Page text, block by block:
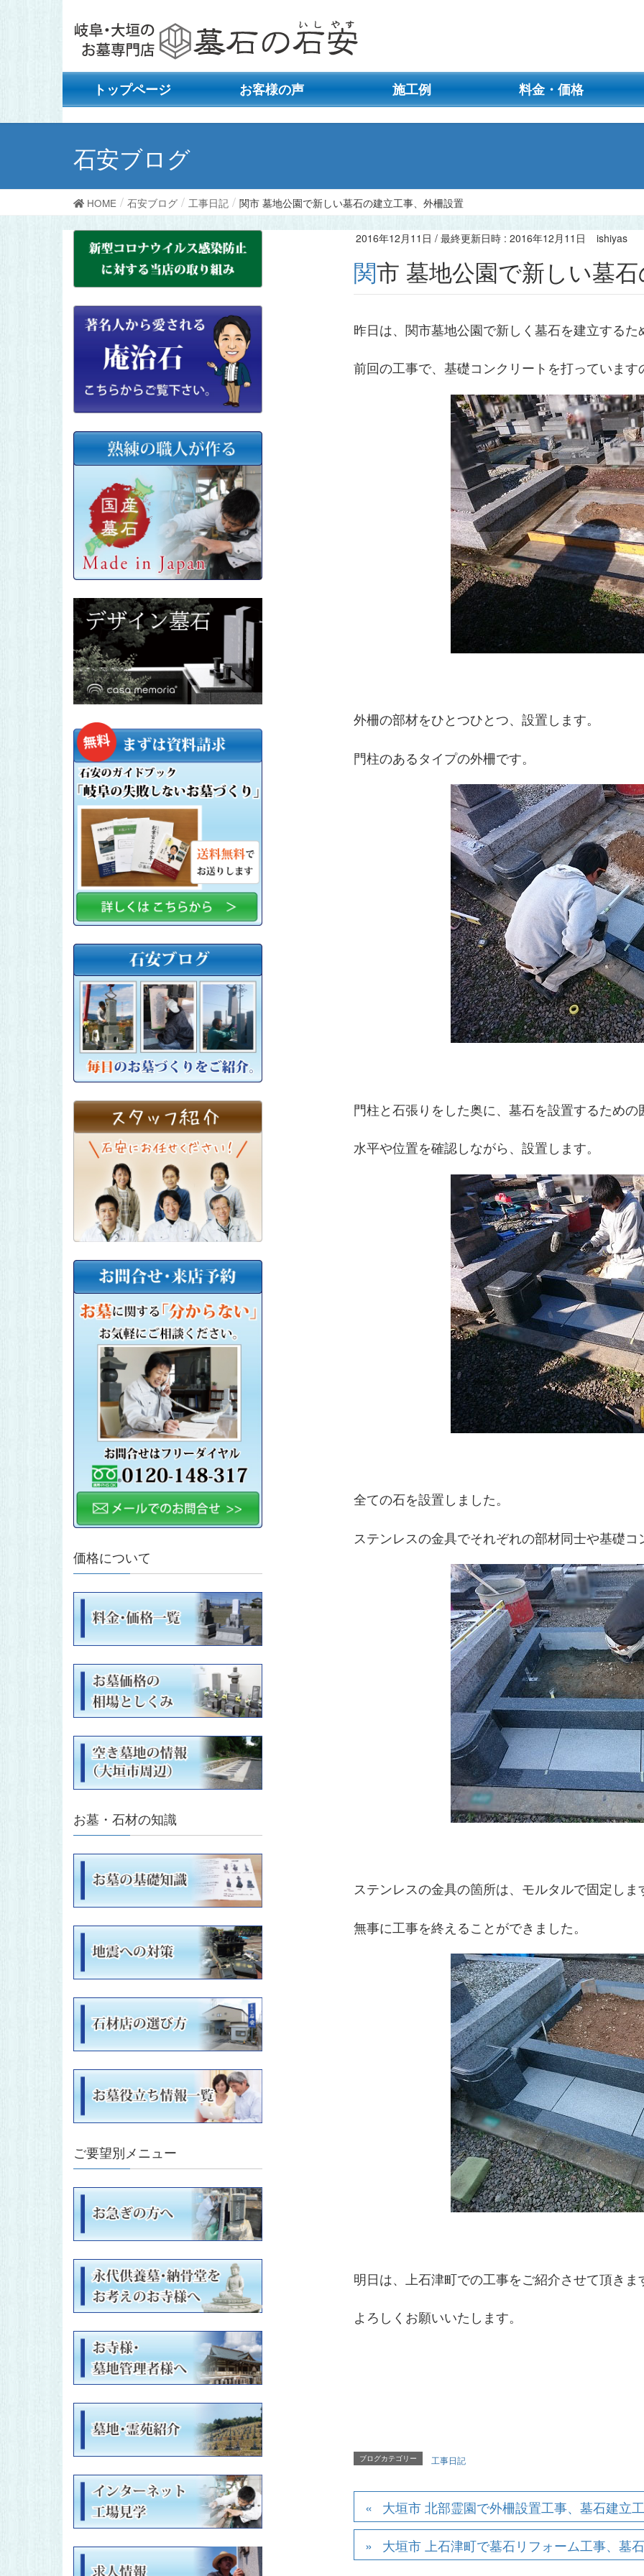
トップページ お客様の声 施工例 料金・価格
石安ブログ
HOME 石安ブログ 工事日記 関市 墓地公園で新しい墓石の建立工事、外柵設置
2016年12月11日 / 最終更新日時 : 2016年12月11日 ishiyas
関市 墓地公園で新しい墓
昨日は、関市墓地公園で新しく墓石を建立する
前回の工事で、基礎コンクリートを打っていま
外柵の部材をひとつひとつ、設置します。
門柱のあるタイプの外柵です。
門柱と石張りをした奥に、墓石を設置するため
水平や位置を確認しながら、設置します。
全ての石を設置しました。
ステンレスの金具でそれぞれの部材同士や基礎
ステンレスの金具の箇所は、モルタルで固定しま
無事に工事を終えることができました。
明日は、上石津町での工事をご紹介させて頂きま
よろしくお願いいたします。
ブログカテゴリー 工事日記
大垣市 北部霊園で外柵設置工事、墓石建立
大垣市 上石津町で墓石リフォーム工事、墓
価格について
お墓・石材の知識
ご要望別メニュー